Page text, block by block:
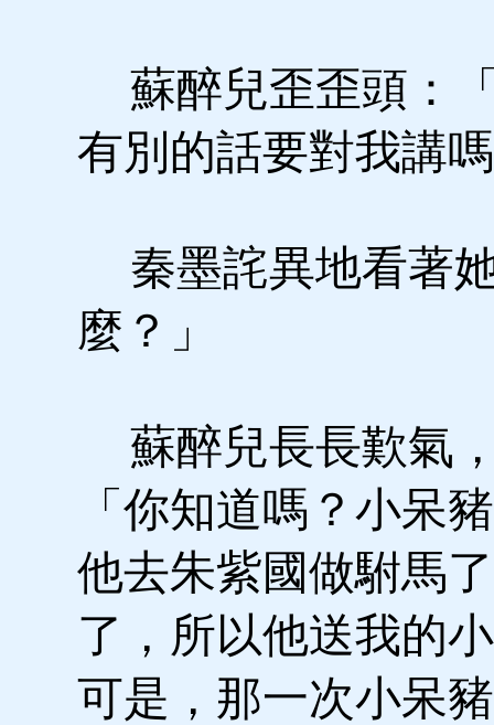
蘇醉兒歪歪頭：
有別的話要對我講
秦墨詫異地看著
麼？」
蘇醉兒長長歎氣
「你知道嗎？小呆
他去朱紫國做駙馬
了，所以他送我的
可是，那一次小呆